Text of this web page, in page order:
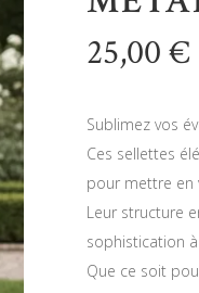
25,00€
Sublimez vos
Ces sellettes
pour mettre en
Leur structure
sophistication
Que ce soit